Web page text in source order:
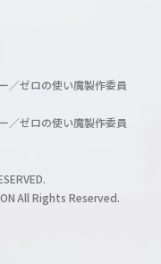
／ゼロの使い魔製作委員
／ゼロの使い魔製作委員
All Rights Reserved.